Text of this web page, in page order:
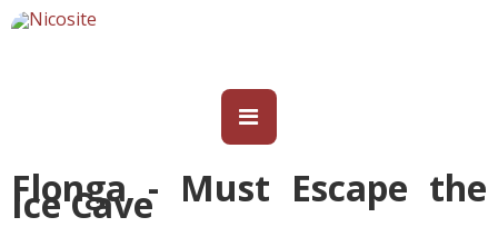
Flonga - Must Escape the
Ice Cave